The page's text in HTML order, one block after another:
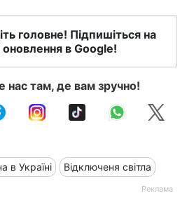
головне! Підпишіться на
оновлення в Google!
нас там, де вам зручно!
в Україні Відключеня світла